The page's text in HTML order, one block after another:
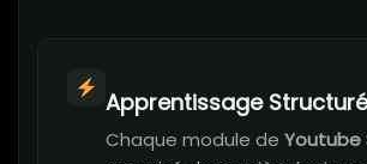
Apprentissage Structuré
Chaque module de Youtube